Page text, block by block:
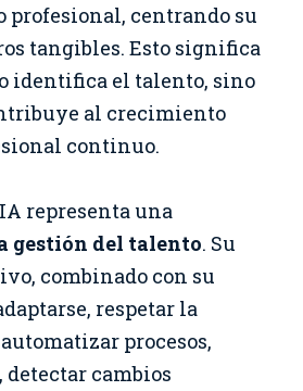
profesional, centrando su
tangibles. Esto significa
identifica el talento, sino
al crecimiento
continuo.
representa una
gestión del talento. Su
combinado con su
respetar la
procesos,
cambios